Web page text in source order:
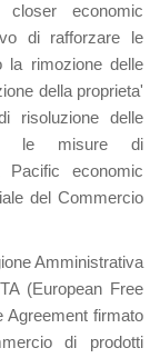
economic
di rafforzare le
la rimozione delle
della proprieta'
risoluzione delle
le misure di
economic
del Commercio
Amministrativa
(European Free
Agreement firmato
di prodotti